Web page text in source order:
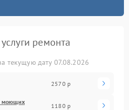
ремонта
текущую дату 07.08.2026
2570 р
моющих
1180 р